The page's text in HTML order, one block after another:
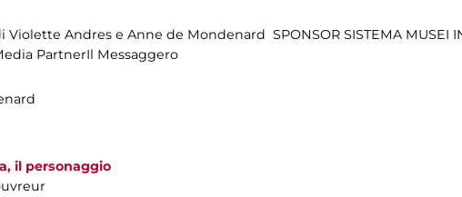
Andres e Anne de Mondenard SPONSOR SISTEMA MUSEI
PartnerIl Messaggero
il personaggio